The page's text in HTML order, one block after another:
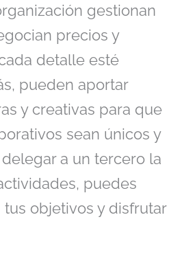
gestionan
precios y
detalle esté
pueden aportar
y creativas para que
sean únicos y
a un tercero la
puedes
objetivos y disfrutar